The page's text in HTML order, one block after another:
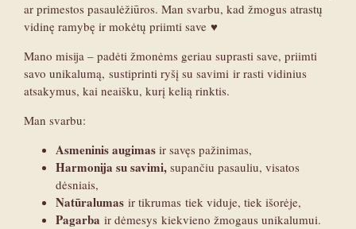
ar primestos pasaulėžiūros. Man svarbu, kad žmogus atrastų
vidinę ramybę ir mokėtų priimti save ♥︎
Mano misija – padėti žmonėms geriau suprasti save, priimti
savo unikalumą, sustiprinti ryšį su savimi ir rasti vidinius
atsakymus, kai neaišku, kurį kelią rinktis.
Man svarbu:
Asmeninis augimas ir savęs pažinimas,
Harmonija su savimi, supančiu pasauliu, visatos
dėsniais,
Natūralumas ir tikrumas tiek viduje, tiek išorėje,
Pagarba ir dėmesys kiekvieno žmogaus unikalumui.